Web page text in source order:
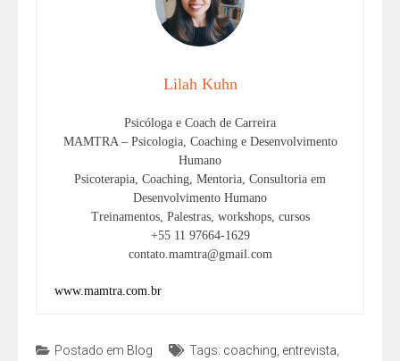
Lilah Kuhn
Psicóloga e Coach de Carreira
MAMTRA – Psicologia, Coaching e Desenvolvimento
Humano
Psicoterapia, Coaching, Mentoria, Consultoria em
Desenvolvimento Humano
Treinamentos, Palestras, workshops, cursos
+55 11 97664-1629
contato.mamtra@gmail.com
www.mamtra.com.br
Postado em Blog Tags: coaching entrevista